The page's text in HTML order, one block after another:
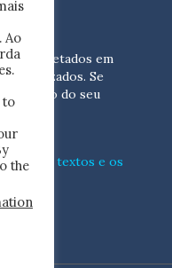
são coletados em
Se
o acervo do seu
os textos e os
Ao
to
the